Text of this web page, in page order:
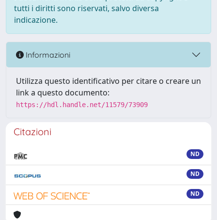
tutti i diritti sono riservati, salvo diversa
indicazione.
Informazioni
Utilizza questo identificativo per citare o creare un
link a questo documento:
https://hdl.handle.net/11579/73909
Citazioni
ND
ND
ND